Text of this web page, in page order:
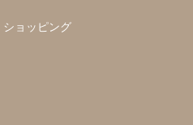
ショッピング